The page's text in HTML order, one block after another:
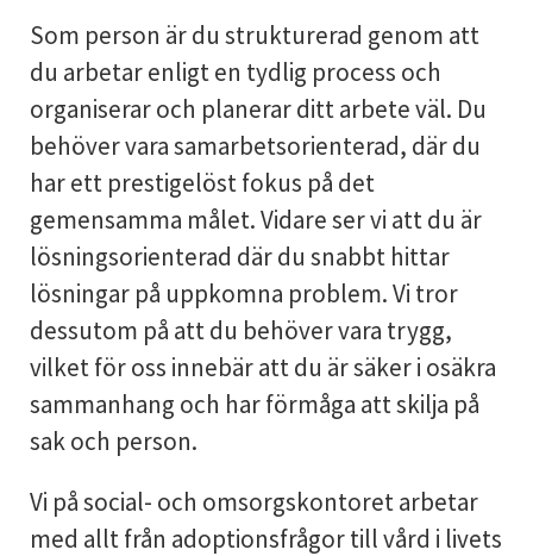
Som person är du strukturerad genom att
du arbetar enligt en tydlig process och
organiserar och planerar ditt arbete väl. Du
behöver vara samarbetsorienterad, där du
har ett prestigelöst fokus på det
gemensamma målet. Vidare ser vi att du är
lösningsorienterad där du snabbt hittar
lösningar på uppkomna problem. Vi tror
dessutom på att du behöver vara trygg,
vilket för oss innebär att du är säker i osäkra
sammanhang och har förmåga att skilja på
sak och person.
Vi på social- och omsorgskontoret arbetar
med allt från adoptionsfrågor till vård i livets